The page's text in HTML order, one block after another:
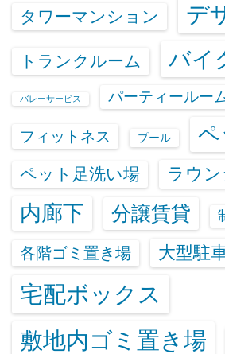
タワーマンション デ
トランクルーム バイ
バレーサービス パーティールー
フィットネス プール ペ
ペット足洗い場 ラウン
内廊下 分譲賃貸
各階ゴミ置き場 大型駐
宅配ボックス
敷地内ゴミ置き場